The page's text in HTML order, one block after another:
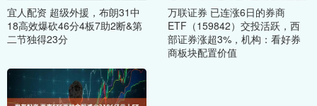
宜人配资 超级外援，布朗31中
18高效爆砍46分4板7助2断&第
二节独得23分
万联证券 已连涨6日的券商
ETF（159842）交投活跃，西
部证券涨超3%，机构：看好券
商板块配置价值